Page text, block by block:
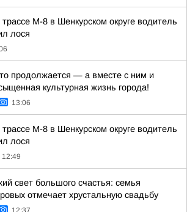
М-8 в Шенкурском округе водитель
лося
продолжается — а вместе с ним и
культурная жизнь города!
13:06
М-8 в Шенкурском округе водитель
лося
12:49
свет большого счастья: семья
отмечает хрустальную свадьбу
12:37